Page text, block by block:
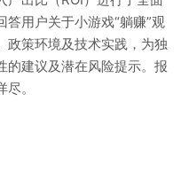
答用户关于小游戏“躺赚”观
政策环境及技术实践，为独
的建议及潜在风险提示。报
。